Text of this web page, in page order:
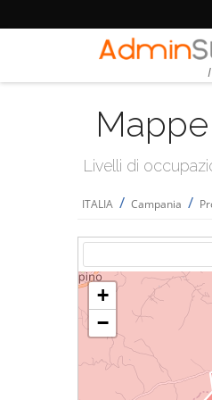
Livelli di
ITALIA / Campania /